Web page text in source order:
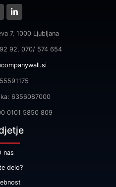
7, 1000 Ljubljana
92, 070/ 574 654
6356087000
0101 5850 809
nas
delo?